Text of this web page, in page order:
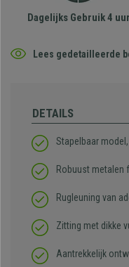
Dagelijks Gebruik 4 uur
Lees gedetailleerde
DETAILS
Stapelbaar
Robuust metalen
Rugleuning van
Zitting met dikke
Aantrekkelijk